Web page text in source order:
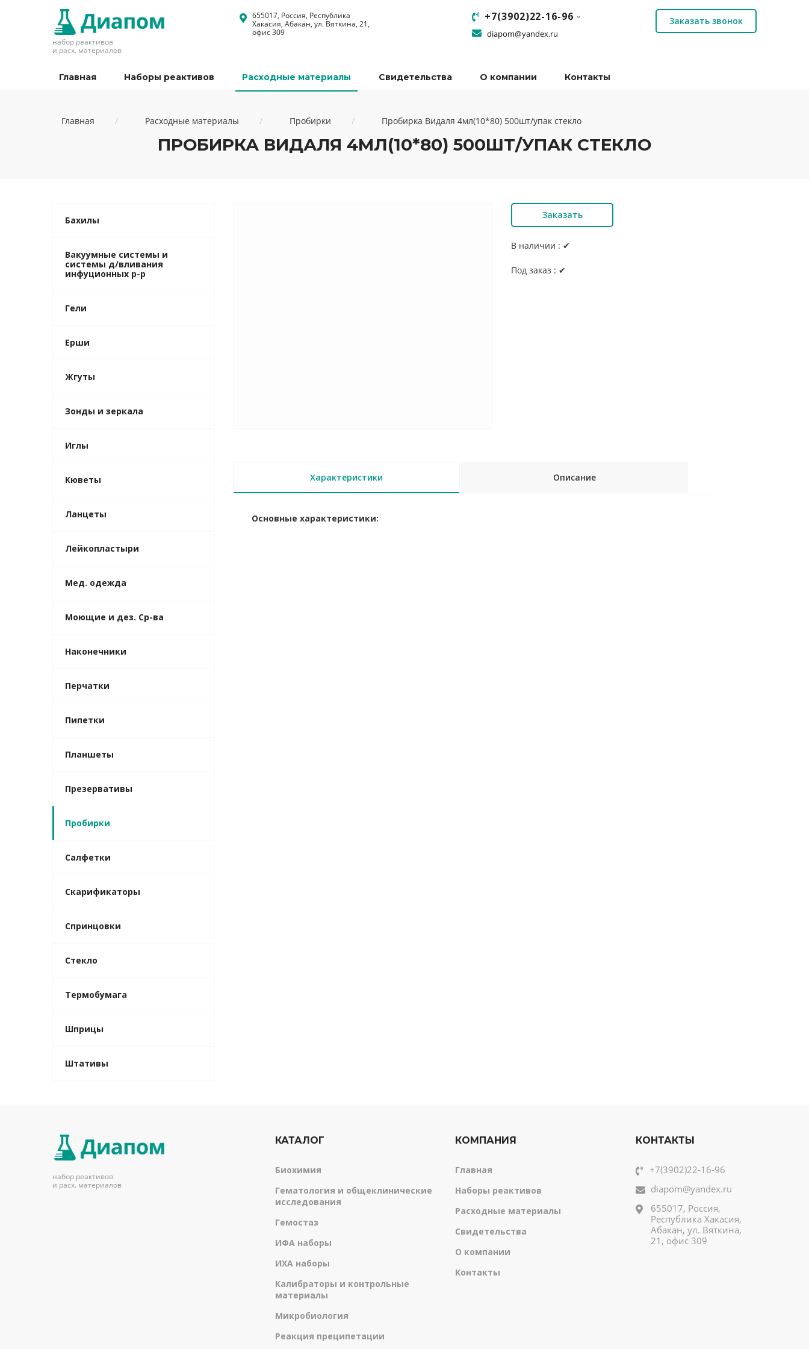
набор реактивов
и расх. материалов
655017, Россия, Республика
Хакасия, Абакан, ул. Вяткина, 21,
офис 309
+7(3902)22-16-96
diapom@yandex.ru
Заказать звонок
Главная Наборы реактивов Расходные материалы Свидетельства О компании Контакты
Главная Расходные материалы Пробирки Пробирка Видаля 4мл(10*80) 500шт/упак стекло
ПРОБИРКА ВИДАЛЯ 4МЛ(10*80) 500ШТ/УПАК СТЕКЛО
Бахилы
Вакуумные системы и
системы д/вливания
инфуционных р-р
Гели
Ерши
Жгуты
Зонды и зеркала
Иглы
Кюветы
Ланцеты
Лейкопластыри
Мед. одежда
Моющие и дез. Ср-ва
Наконечники
Перчатки
Пипетки
Планшеты
Презервативы
Пробирки
Салфетки
Скарификаторы
Спринцовки
Стекло
Термобумага
Шприцы
Штативы
Заказать
В наличии : ✔
Под заказ : ✔
Характеристики Описание
Основные характеристики:
набор реактивов
и расх. материалов
КАТАЛОГ
Биохимия
Гематология и общеклинические
исследования
Гемостаз
ИФА наборы
ИХА наборы
Калибраторы и контрольные
материалы
Микробиология
Реакция преципетации
КОМПАНИЯ
Главная
Наборы реактивов
Расходные материалы
Свидетельства
О компании
Контакты
КОНТАКТЫ
+7(3902)22-16-96
diapom@yandex.ru
655017, Россия,
Республика Хакасия,
Абакан, ул. Вяткина,
21, офис 309